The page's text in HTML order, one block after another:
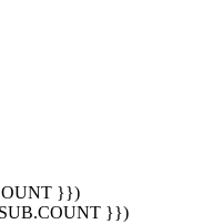
}})
}})